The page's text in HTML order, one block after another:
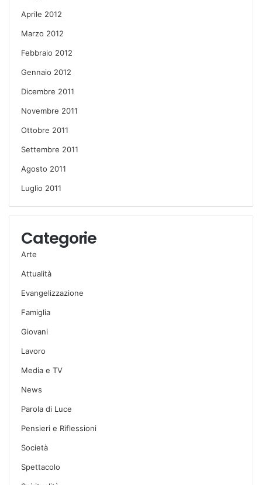
Aprile 2012
Marzo 2012
Febbraio 2012
Gennaio 2012
Dicembre 2011
Novembre 2011
Ottobre 2011
Settembre 2011
Agosto 2011
Luglio 2011
Categorie
Arte
Attualità
Evangelizzazione
Famiglia
Giovani
Lavoro
Media e TV
News
Parola di Luce
Pensieri e Riflessioni
Società
Spettacolo